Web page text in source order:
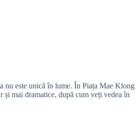
nu este unică în lume. În Piața Mae Klong
și mai dramatice, după cum veți vedea în